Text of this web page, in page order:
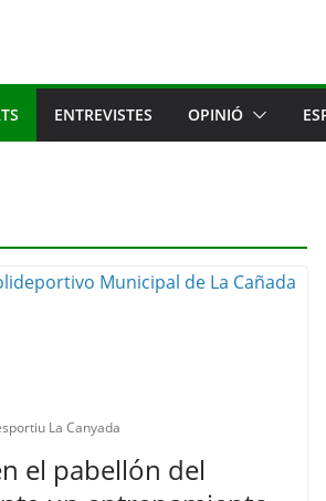
ENTREVISTES OPINIÓ
La Canyada
el pabellón del